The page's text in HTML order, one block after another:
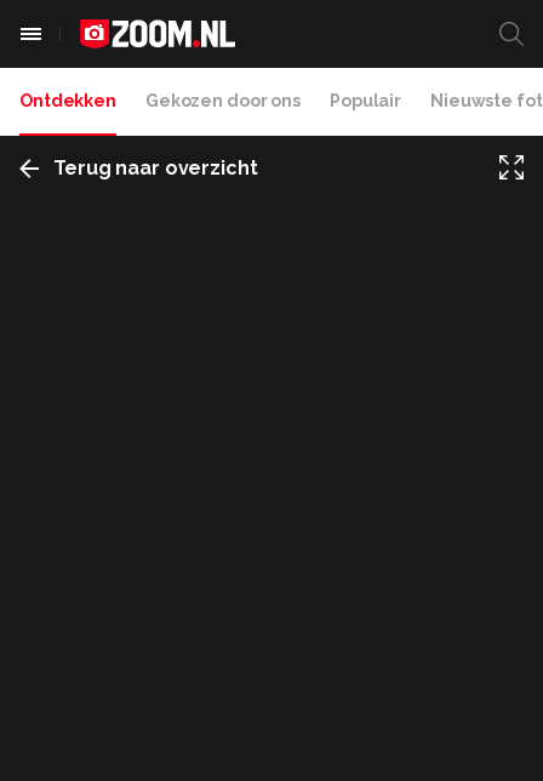
Ontdekken Gekozen door ons Populair Nieuwste
Terug naar overzicht